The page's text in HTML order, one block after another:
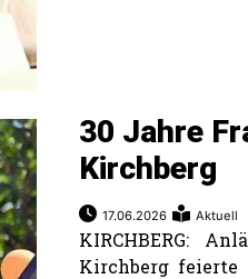
30 Jahre
Kirchberg
17.06.2026 Aktuell
KIRCHBERG:
Kirchberg feierte